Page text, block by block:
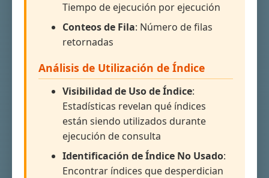
Tiempo de ejecución por ejecución
Conteos de Fila: Número de filas
retornadas
Análisis de Utilización de Índice
Visibilidad de Uso de Índice:
Estadísticas revelan qué índices
están siendo utilizados durante
ejecución de consulta
Identificación de Índice No Usado:
Encontrar índices que desperdician